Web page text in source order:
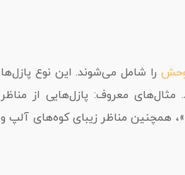
را شامل می‌شوند. این نوع پازل‌ها
معروف: پازل‌هایی از مناظر
همچنین مناظر زیبای کوه‌های آلپ و